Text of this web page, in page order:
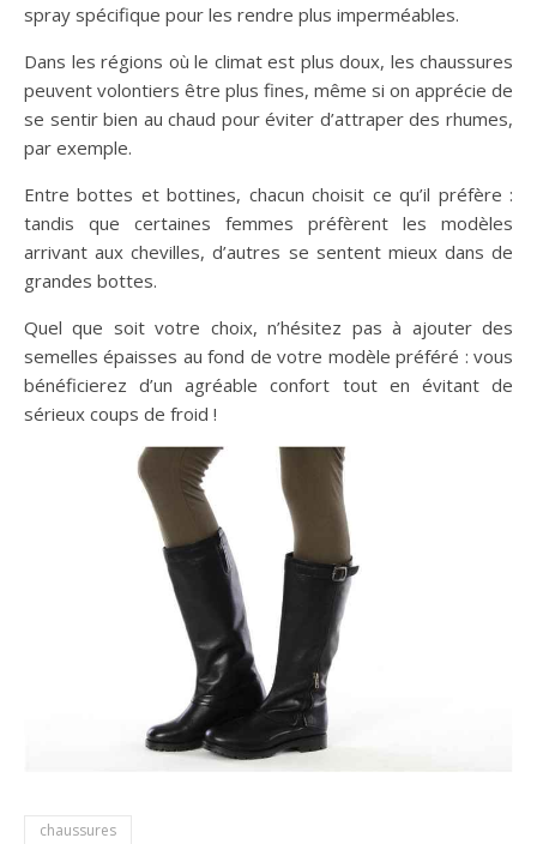
spray spécifique pour les rendre plus imperméables.
Dans les régions où le climat est plus doux, les chaussures
peuvent volontiers être plus fines, même si on apprécie de
se sentir bien au chaud pour éviter d’attraper des rhumes,
par exemple.
Entre bottes et bottines, chacun choisit ce qu’il préfère :
tandis que certaines femmes préfèrent les modèles
arrivant aux chevilles, d’autres se sentent mieux dans de
grandes bottes.
Quel que soit votre choix, n’hésitez pas à ajouter des
semelles épaisses au fond de votre modèle préféré : vous
bénéficierez d’un agréable confort tout en évitant de
sérieux coups de froid !
chaussures